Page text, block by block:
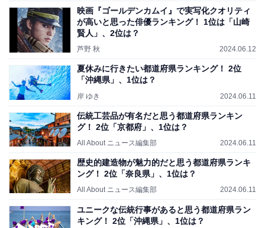
映画『ゴールデンカムイ』で実写化クオリティ
が高いと思った俳優ランキング！ 1位は「山崎
賢人」、2位は？
芦野 秋 2024.06.12
夏休みに行きたい都道府県ランキング！ 2位
「沖縄県」、1位は？
岸 ゆき 2024.06.11
伝統工芸品が有名だと思う都道府県ランキン
グ！ 2位「京都府」、1位は？
All About ニュース編集部 2024.06.11
歴史的建造物が魅力的だと思う都道府県ランキ
ング！ 2位「奈良県」、1位は？
All About ニュース編集部 2024.06.11
ユニークな伝統行事があると思う都道府県ラン
キング！ 2位「沖縄県」、1位は？